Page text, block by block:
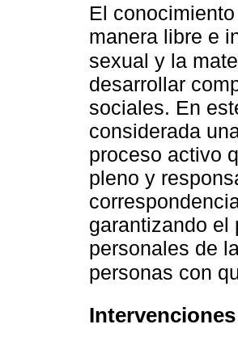
El
manera libre e
sexual y la
desarrollar
sociales. En
considerada
proceso activo
pleno y
garantizando el
personales de
personas con